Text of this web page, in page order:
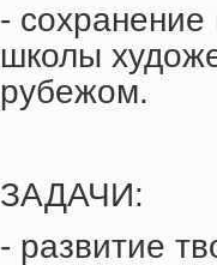
- сохранение
школы
рубежом.
ЗАДАЧИ:
- развитие